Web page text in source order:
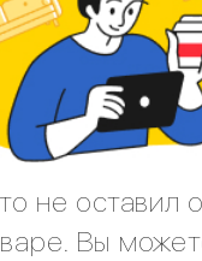
не оставил
Вы